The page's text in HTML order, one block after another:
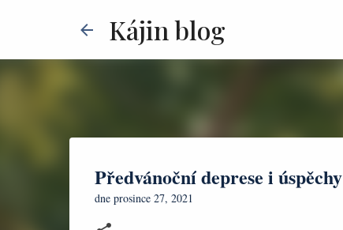
Kájin blog
Předvánoční deprese i úspěchy
dne prosince 27, 2021